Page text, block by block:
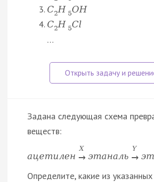
C2H 5OH
C2H 5Cl
…
Задана следующая схема
веществ:
ацетилен
X
→ этаналь
Y
→ э
Определите, какие из